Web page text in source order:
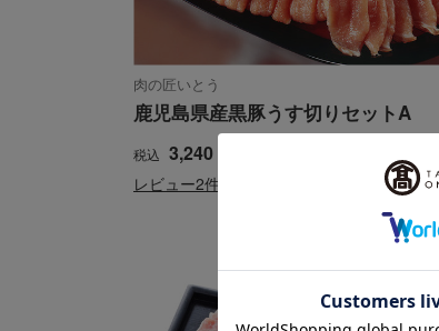
肉の匠いとう
鹿児島県産黒豚うす切りセットA
税込 3,240
レビュー2件